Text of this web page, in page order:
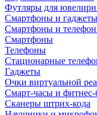
Футляры для
Смартфоны и гаджеты
Смартфоны и
Смартфоны
Телефоны
Стационарные
Гаджеты
Очки виртуальной
Смарт-часы и фитнес-
Сканеры штрих-кода